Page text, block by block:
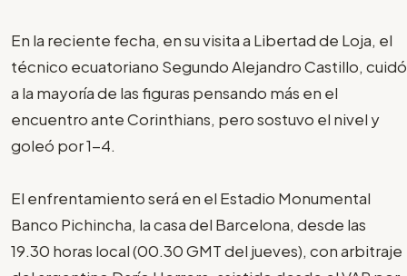
En la reciente fecha, en su visita a Libertad de Loja, el
técnico ecuatoriano Segundo Alejandro Castillo, cuidó
a la mayoría de las figuras pensando más en el
encuentro ante Corinthians, pero sostuvo el nivel y
goleó por 1-4.
El enfrentamiento será en el Estadio Monumental
Banco Pichincha, la casa del Barcelona, desde las
19.30 horas local (00.30 GMT del jueves), con arbitraje